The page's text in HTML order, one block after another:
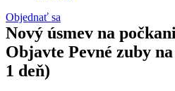
Objednať sa
Nový úsmev na
Objavte Pevné zuby
1 deň)